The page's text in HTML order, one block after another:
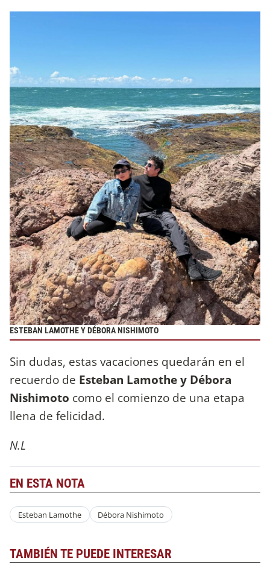
ESTEBAN LAMOTHE Y DÉBORA NISHIMOTO
Sin dudas, estas vacaciones quedarán en el
recuerdo de Esteban Lamothe y Débora
Nishimoto como el comienzo de una etapa
llena de felicidad.
N.L
EN ESTA NOTA
Esteban Lamothe Débora Nishimoto
TAMBIÉN TE PUEDE INTERESAR